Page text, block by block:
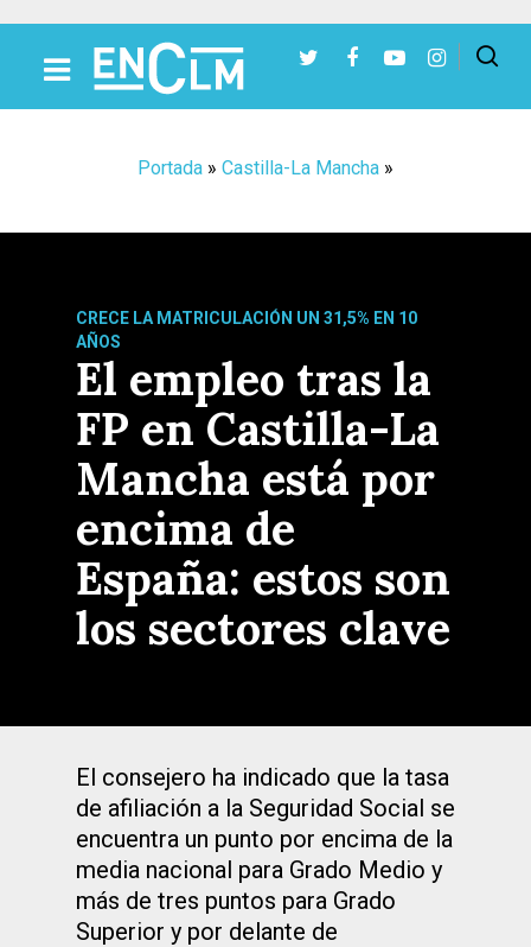
Portada » Castilla-La Mancha »
CRECE LA MATRICULACIÓN UN 31,5% EN 10
AÑOS
El empleo tras la
FP en Castilla-La
Mancha está por
encima de
España: estos son
los sectores clave
El consejero ha indicado que la tasa
de afiliación a la Seguridad Social se
encuentra un punto por encima de la
media nacional para Grado Medio y
más de tres puntos para Grado
Superior y por delante de